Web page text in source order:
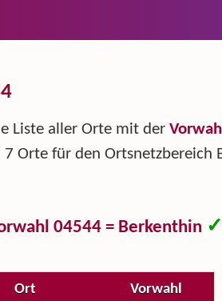
Liste aller Orte mit der
7 Orte für den Ortsnetzbereich
04544 = Berkenthin ✓
Ort Vorwahl